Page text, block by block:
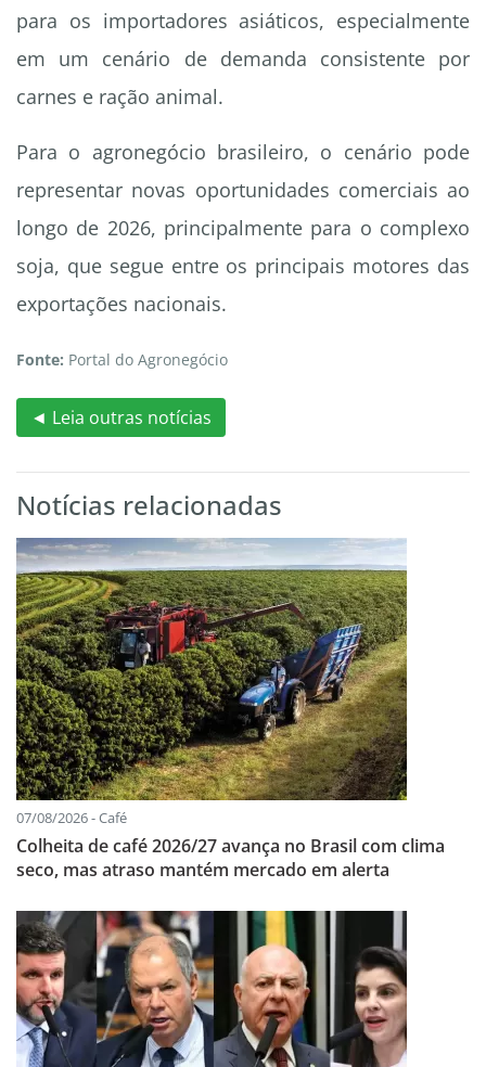
para os importadores asiáticos, especialmente
em um cenário de demanda consistente por
carnes e ração animal.
Para o agronegócio brasileiro, o cenário pode
representar novas oportunidades comerciais ao
longo de 2026, principalmente para o complexo
soja, que segue entre os principais motores das
exportações nacionais.
Fonte: Portal do Agronegócio
◄ Leia outras notícias
Notícias relacionadas
07/08/2026 - Café
Colheita de café 2026/27 avança no Brasil com clima
seco, mas atraso mantém mercado em alerta